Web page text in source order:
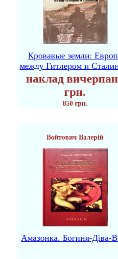
Кровавые земли:
между Гитлером и
наклад
грн.
850 грн.
Войтович Валерій
Амазонка. Богиня-Діва-